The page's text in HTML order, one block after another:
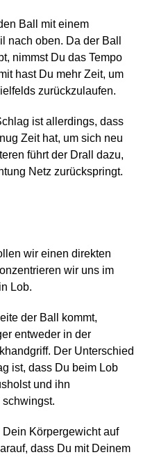
Ball mit einem
nach oben. Da der Ball
nimmst Du das Tempo
hast Du mehr Zeit, um
zurückzulaufen.
ist allerdings, dass
Zeit hat, um sich neu
führt der Drall dazu,
Netz zurückspringt.
wir einen direkten
wir uns im
Lob.
der Ball kommt,
entweder in der
Der Unterschied
ist, dass Du beim Lob
und ihn
Körpergewicht auf
dass Du mit Deinem